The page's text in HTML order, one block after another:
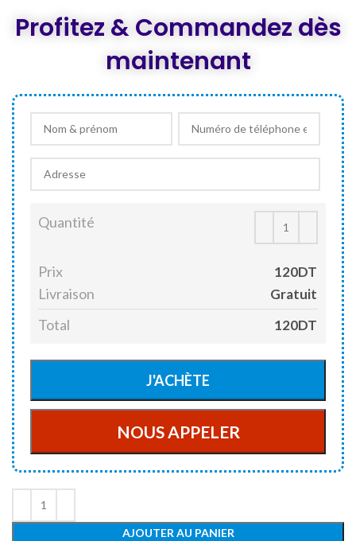
Profitez & Commandez dès
maintenant
Quantité
Prix 120DT
Livraison Gratuit
Total 120DT
AJOUTER AU PANIER